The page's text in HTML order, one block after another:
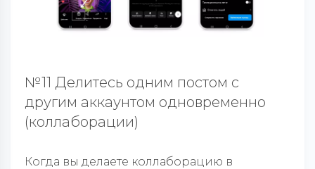
№11 Делитесь одним постом с
другим аккаунтом одновременно
(коллаборации)
Когда вы делаете коллаборацию в